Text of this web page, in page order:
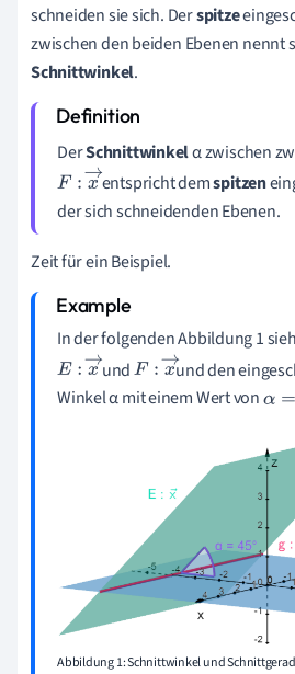
schneiden sie sich. Derspitze
zwischen den beiden Ebenen nennt
Schnittwinkel.
DerSchnittwinkelα zwischen
F:x → entspricht demspitzen
der sich schneidenden Ebenen.
Zeit für ein Beispiel.
In der folgenden Abbildung 1
E:x → undF:x → und den
Winkel α mit einem Wert vonα= 45
Abbildung 1: Schnittwinkel und